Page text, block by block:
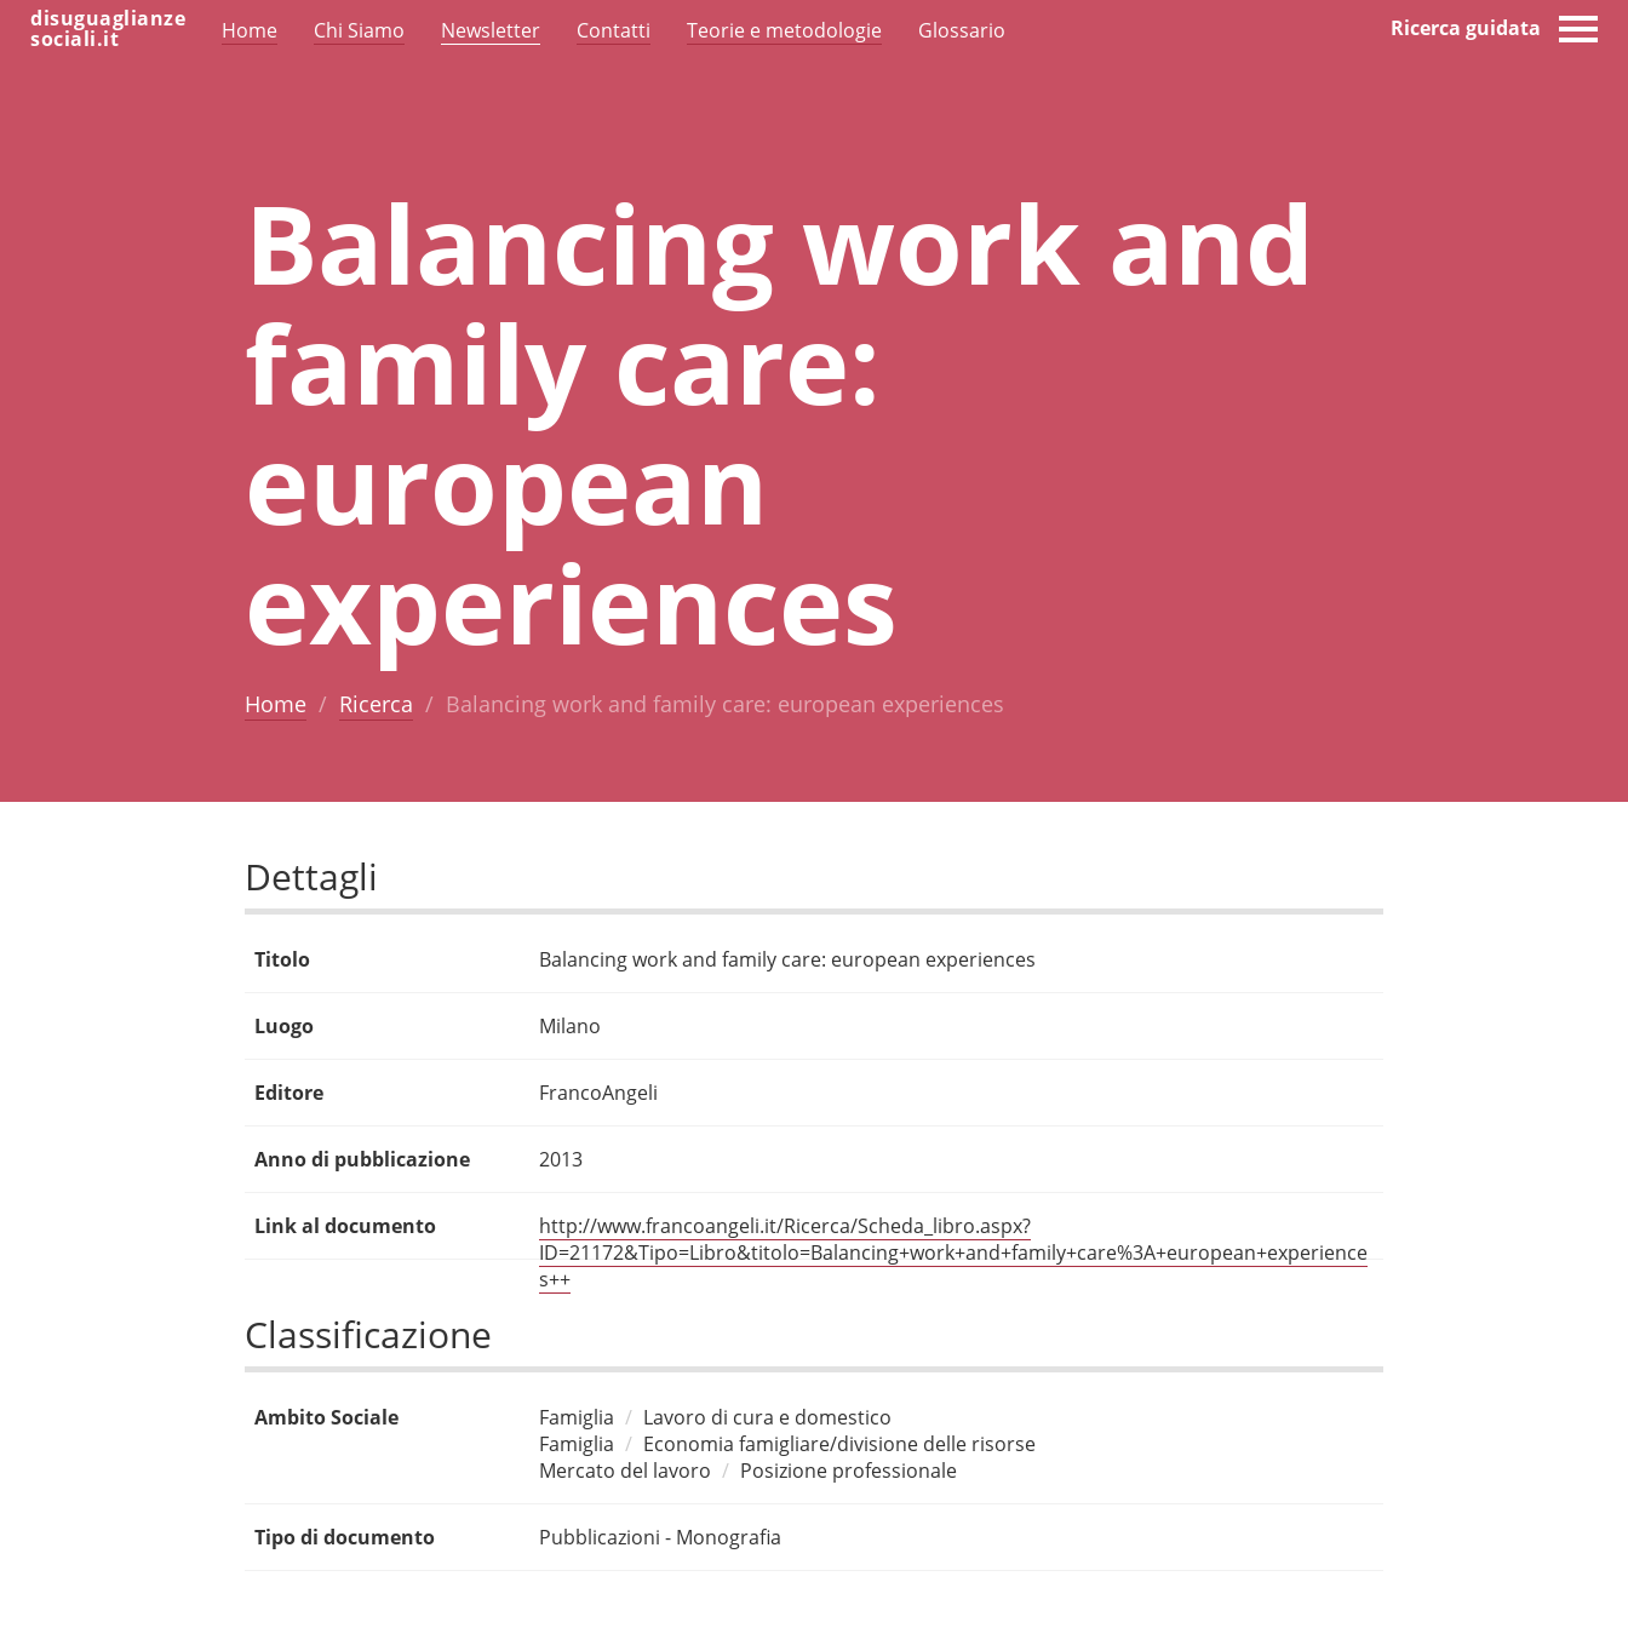
disuguaglianze
sociali.it Home Chi Siamo Newsletter Contatti Teorie e metodologie Glossario Ricerca guidata
Balancing work and
family care:
european
experiences
Home Ricerca Balancing work and family care: european experiences
Dettagli
Titolo Balancing work and family care: european experiences
Luogo Milano
Editore FrancoAngeli
Anno di pubblicazione 2013
Link al documento
http://www.francoangeli.it/Ricerca/Scheda_libro.aspx?
ID=21172&Tipo=Libro&titolo=Balancing+work+and+family+care%3A+european+experience
s++
Classificazione
Ambito Sociale Famiglia
Lavoro di cura e domestico
Famiglia
Economia famigliare/divisione delle risorse
Mercato del lavoro
Posizione professionale
Tipo di documento Pubblicazioni - Monografia